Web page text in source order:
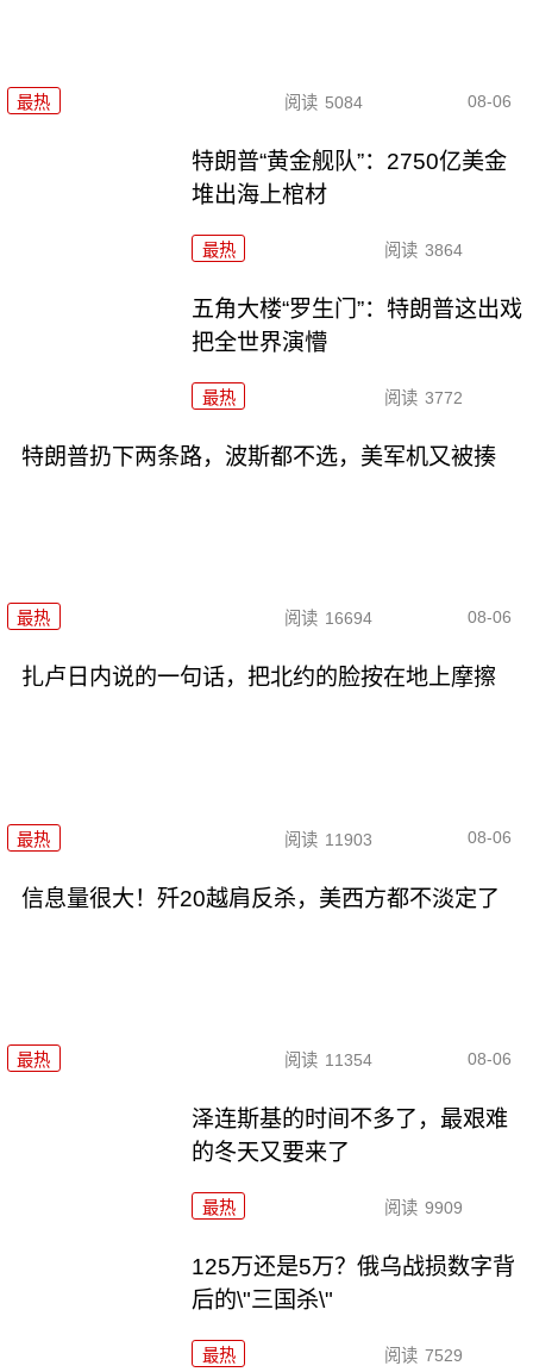
最热 阅读 5084 08-06
特朗普“黄金舰队”：2750亿美金
堆出海上棺材
最热 阅读 3864
五角大楼“罗生门”：特朗普这出戏
把全世界演懵
最热 阅读 3772
特朗普扔下两条路，波斯都不选，美军机又被揍
最热 阅读 16694 08-06
扎卢日内说的一句话，把北约的脸按在地上摩擦
最热 阅读 11903 08-06
信息量很大！歼20越肩反杀，美西方都不淡定了
最热 阅读 11354 08-06
泽连斯基的时间不多了，最艰难
的冬天又要来了
最热 阅读 9909
125万还是5万？俄乌战损数字背
后的\"三国杀\"
最热 阅读 7529